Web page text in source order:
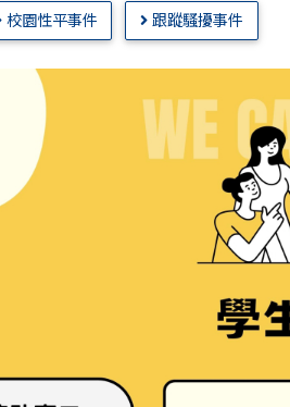
校園性平事件 跟蹤騷擾事件